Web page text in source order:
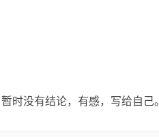
没有结论，有感，写给自己。